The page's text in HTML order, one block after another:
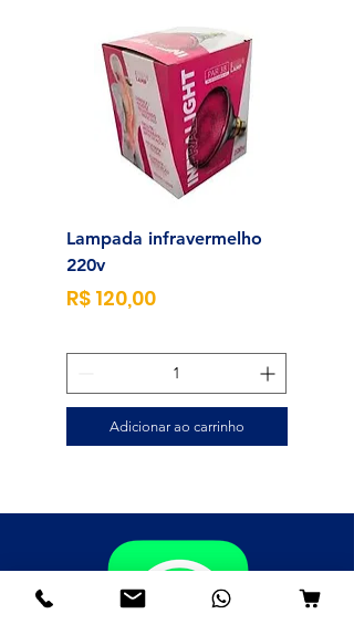
Lampada infravermelho
220v
Preço
R$ 120,00
Adicionar ao carrinho